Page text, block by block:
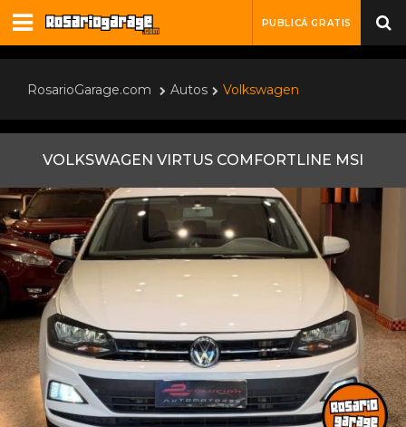
PUBLICÁ GRATIS
RosarioGarage.com Autos Volkswagen
VOLKSWAGEN VIRTUS COMFORTLINE MSI